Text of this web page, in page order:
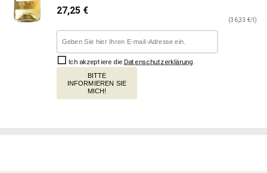
27,25 €
(36,33 €/l)
Ich akzeptiere die Datenschutzerklärung
BITTE
INFORMIEREN SIE
MICH!